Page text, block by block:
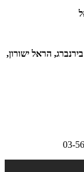
הראל ישורון,